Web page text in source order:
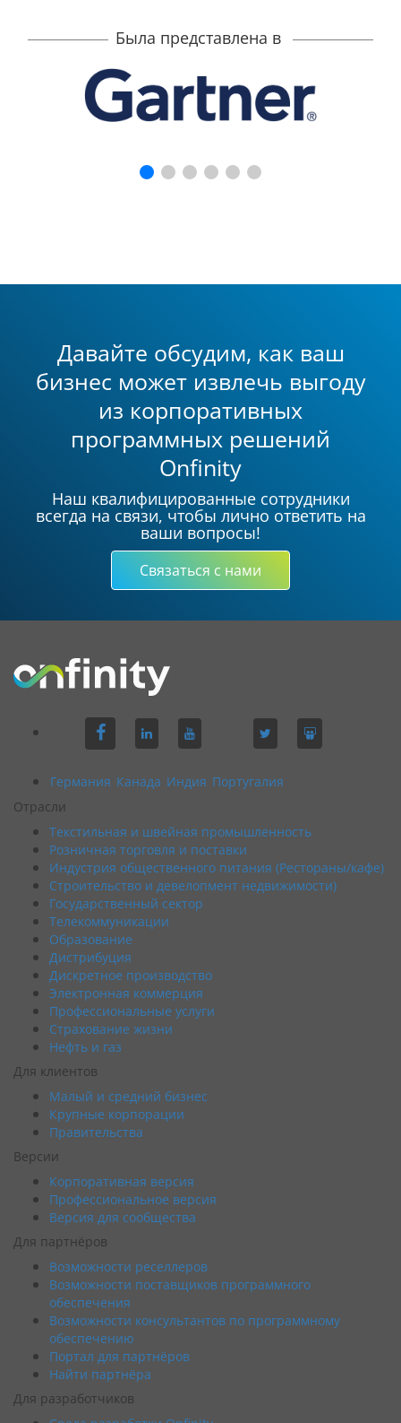
Была представлена в
Давайте обсудим, как ваш
бизнес может извлечь выгоду
из корпоративных
программных решений
Onfinity
Наш квалифицированные сотрудники
всегда на связи, чтобы лично ответить на
ваши вопросы!
Связаться с нами
Германия Канада Индия Португалия
Отрасли
Текстильная и швейная промышленность
Розничная торговля и поставки
Индустрия общественного питания (Рестораны/кафе)
Строительство и девелопмент недвижимости)
Государственный сектор
Телекоммуникации
Образование
Дистрибуция
Дискретное производство
Электронная коммерция
Профессиональные услуги
Страхование жизни
Нефть и газ
Для клиентов
Малый и средний бизнес
Крупные корпорации
Правительства
Версии
Корпоративная версия
Профессиональное версия
Версия для сообщества
Для партнёров
Возможности реселлеров
Возможности поставщиков программного
обеспечения
Возможности консультантов по программному
обеспечению
Портал для партнёров
Найти партнёра
Для разработчиков